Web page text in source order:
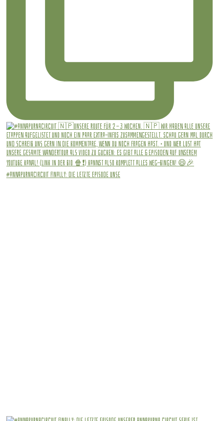
#annapurnacircuit Finally: die letzte Episode unse